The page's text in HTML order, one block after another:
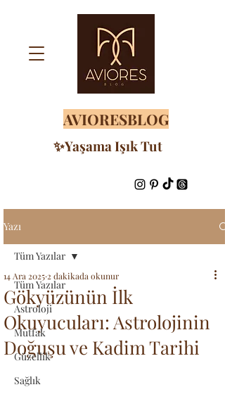
AVIORESBLOG
✨Yaşama Işık Tut
Yazı
Tüm Yazılar
Astroloji
Mutfak
Güzellik
Sağlık
Tüm Yazılar
Gökyüzünün İlk
Okuyucuları: Astrolojinin
Doğuşu ve Kadim Tarihi
14 Ara 2025 2 dakikada okunur